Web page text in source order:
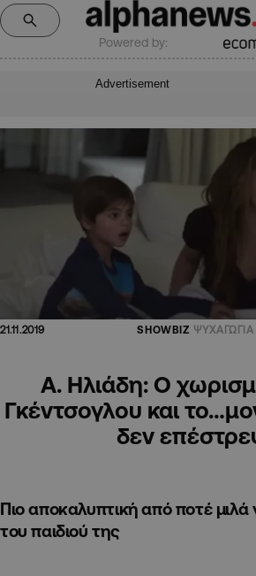
Powered by:
Advertisement
21.11.2019 SHOWBIZ ΨΥΧΑΓΩΓΙΑ
Α. Ηλιάδη: Ο
Γκέντσογλου και
δεν
Πιο αποκαλυπτική από ποτέ μιλά
του παιδιού της